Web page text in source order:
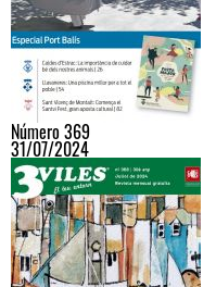
Número 369
31/07/2024